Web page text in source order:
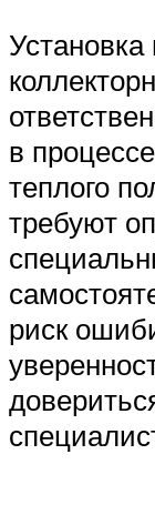
в
теплого
требуют
риск